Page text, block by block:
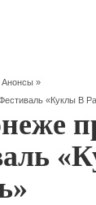
Анонсы»
«Куклы В